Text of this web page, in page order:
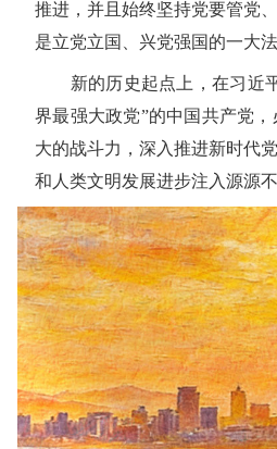
推进，并且始终坚持党要管党
是立党立国、兴党强国的一大法
新的历史起点上，在习近平
界最强大政党”的中国共产党
大的战斗力，深入推进新时代
和人类文明发展进步注入源源